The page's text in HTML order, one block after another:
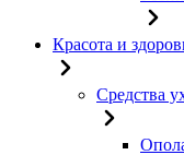
Красота и
Средства